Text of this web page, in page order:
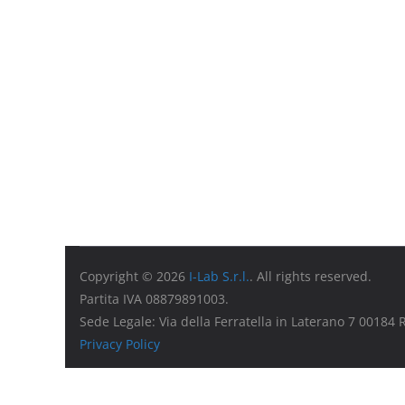
Copyright © 2026 I-Lab S.r.l.. All rights reserved.
Partita IVA 08879891003.
Sede Legale: Via della Ferratella in Laterano 7 00184
Privacy Policy